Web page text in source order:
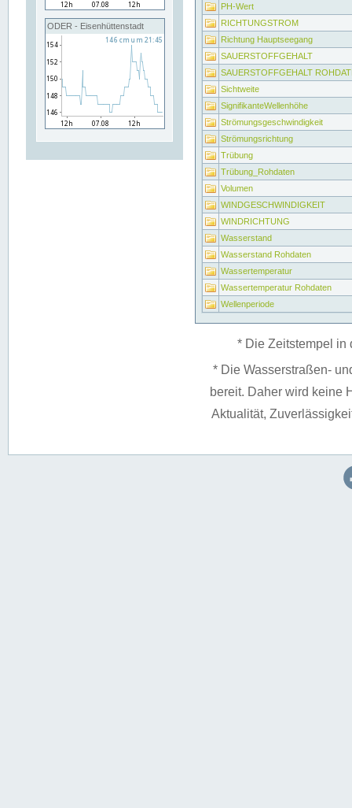
ODER - Eisenhüttenstadt
PH-Wert
RICHTUNGSTROM
Richtung Hauptseegang
SAUERSTOFFGEHALT
SAUERSTOFFGEHALT
Sichtweite
SignifikanteWellenhöhe
Strömungsgeschwindigkeit
Strömungsrichtung
Trübung
Trübung_Rohdaten
Volumen
WINDGESCHWINDIGKEIT
WINDRICHTUNG
Wasserstand
Wasserstand Rohdaten
Wassertemperatur
Wassertemperatur Rohdaten
Wellenperiode
* Die Zeitstempel in
* Die Wasserstraßen-
bereit. Daher wird keine
Aktualität,